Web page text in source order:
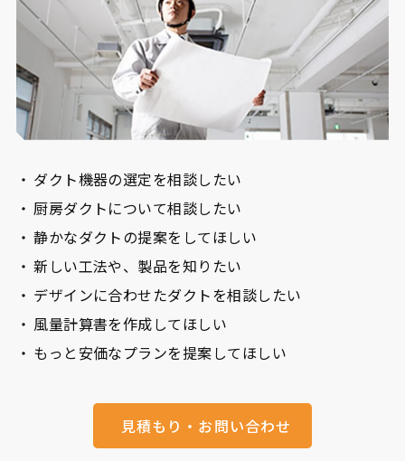
ダクト機器の選定を相談したい
厨房ダクトについて相談したい
静かなダクトの提案をしてほしい
新しい工法や、製品を知りたい
デザインに合わせたダクトを相談したい
風量計算書を作成してほしい
もっと安価なプランを提案してほしい
見積もり・お問い合わせ